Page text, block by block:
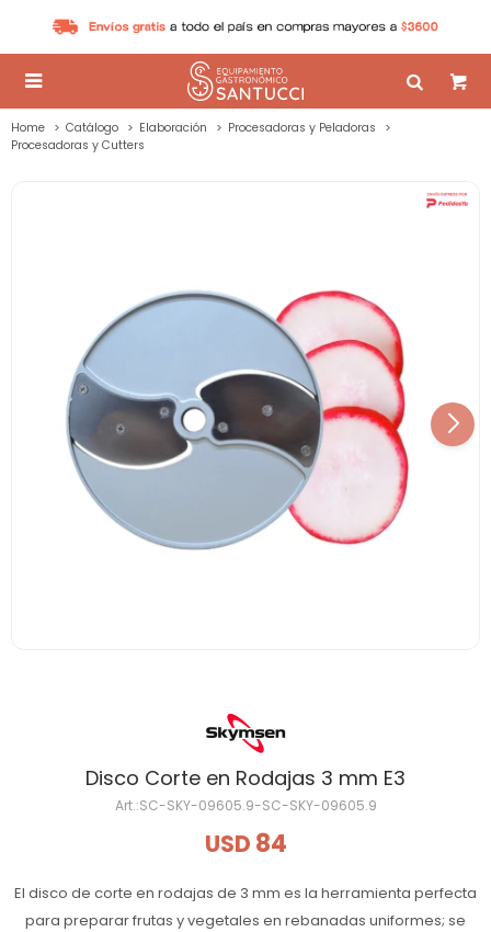

Home Catálogo Elaboración
Procesadoras y Peladoras
Procesadoras y Cutters
Disco Corte en Rodajas 3 mm E3
SC-SKY-09605.9-SC-SKY-09605.9
USD 84
El disco de corte en rodajas de 3 mm es la herramienta perfecta
para preparar frutas y vegetales en rebanadas uniformes; se